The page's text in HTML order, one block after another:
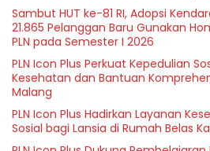
Sambut HUT ke-81 RI, Adopsi
21.865 Pelanggan Baru Gunakan
PLN pada Semester I 2026
PLN Icon Plus Perkuat Kepedulian
Kesehatan dan Bantuan
Malang
PLN Icon Plus Hadirkan Layanan
Sosial bagi Lansia di Rumah Belas